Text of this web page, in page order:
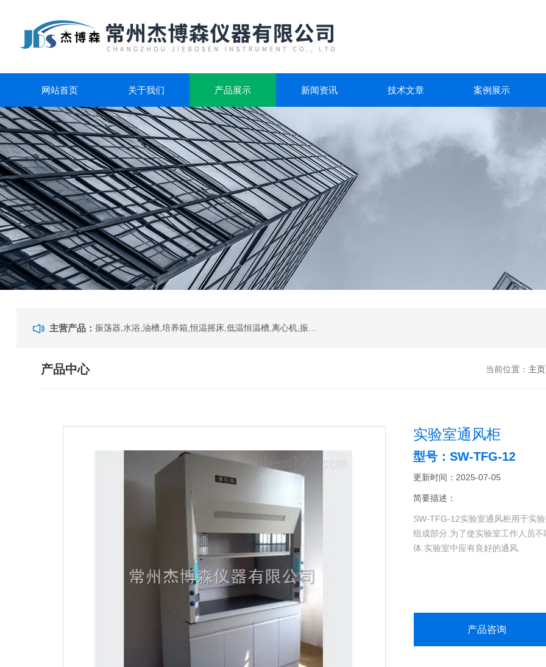
网站首页 关于我们 产品展示 新闻资讯 技术文章 案例展示
主营产品：
产品中心 当前位置： 主页
实验室通风柜
型号：SW-TFG-12
更新时间：2025-07-05
简要描述：
SW-TFG-12实验室通风柜用于实
组成部分.为了使实验室工作人员
体.实验室中应有良好的通风.
产品咨询